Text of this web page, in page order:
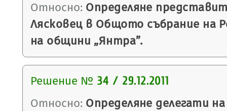
Относно: Определяне
Лясковец в Общото събрание на
на общини „Янтра”.
Решение № 34 / 29.12.2011
Относно: Определяне делегати